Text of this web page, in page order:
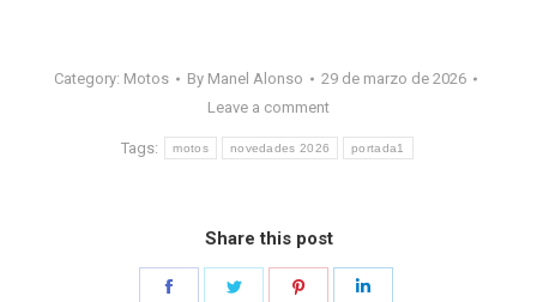
Category: Motos By Manel Alonso
29 de marzo de 2026
Leave a comment
Tags: motos novedades 2026 portada1
Share this post